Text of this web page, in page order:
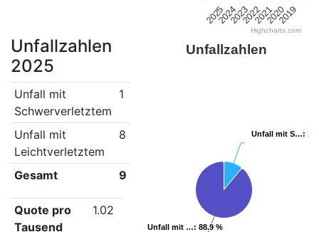
2025202420232022202120202019
Highcharts.com
Unfallzahlen
2025
Unfall mit
Schwerverletztem
1
Unfall mit
Leichtverletztem
8
Gesamt 9
Quote pro
Tausend
1.02
Unfallzahlen
Unfall mit S…:
Unfall mit S…:
Unfall mit …: 88.9 %
Unfall mit …: 88.9 %